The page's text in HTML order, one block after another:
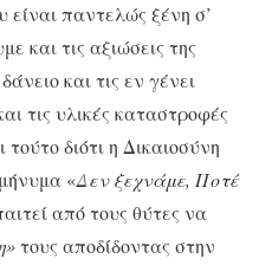
είναι παντελώς ξένη σ’
και τις αξιώσεις της
και τις εν γένει
τις υλικές καταστροφές
διότι η Δικαιοσύνη
«Δεν ξεχνάμε, Ποτέ
από τους θύτες να
τους αποδίδοντας στην